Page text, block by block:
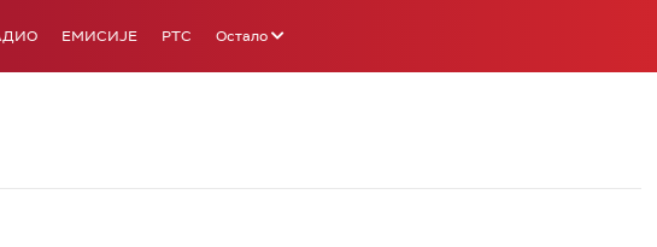
ЕМИСИЈЕ РТС Остало